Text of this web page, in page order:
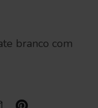
branco com